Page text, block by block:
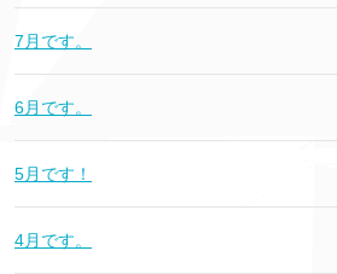
7月です。
6月です。
5月です！
4月です。